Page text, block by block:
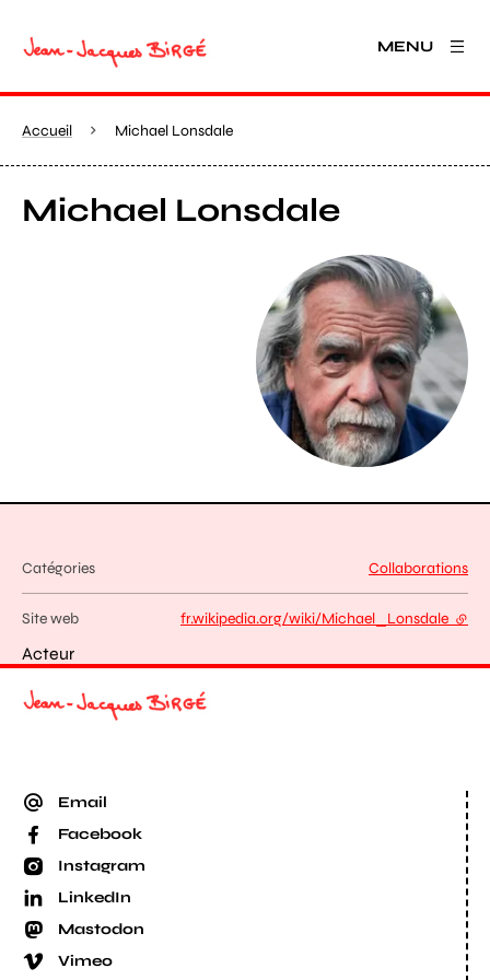
MENU
Accueil Michael Lonsdale
Michael Lonsdale
Agrandir
Catégories Collaborations
Site web fr.wikipedia.org/wiki/Michael_Lonsdale -
Acteur
Email
Facebook
Instagram
LinkedIn
Mastodon
Vimeo